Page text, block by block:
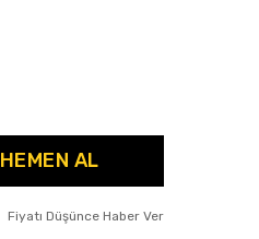
HEMEN AL
Fiyatı Düşünce Haber Ver